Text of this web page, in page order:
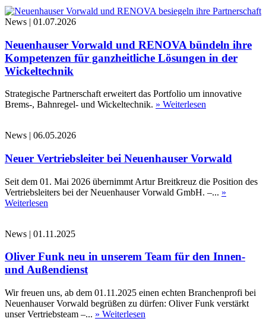
News | 01.07.2026
Neuenhauser Vorwald und RENOVA bündeln ihre
Kompetenzen für ganzheitliche Lösungen in der
Wickeltechnik
Strategische Partnerschaft erweitert das Portfolio um innovative
Brems-, Bahnregel- und Wickeltechnik. » Weiterlesen
News | 06.05.2026
Neuer Vertriebsleiter bei Neuenhauser Vorwald
Seit dem 01. Mai 2026 übernimmt Artur Breitkreuz die Position des
Vertriebsleiters bei der Neuenhauser Vorwald GmbH. –... »
Weiterlesen
News | 01.11.2025
Oliver Funk neu in unserem Team für den Innen-
und Außendienst
Wir freuen uns, ab dem 01.11.2025 einen echten Branchenprofi bei
Neuenhauser Vorwald begrüßen zu dürfen: Oliver Funk verstärkt
unser Vertriebsteam –... » Weiterlesen